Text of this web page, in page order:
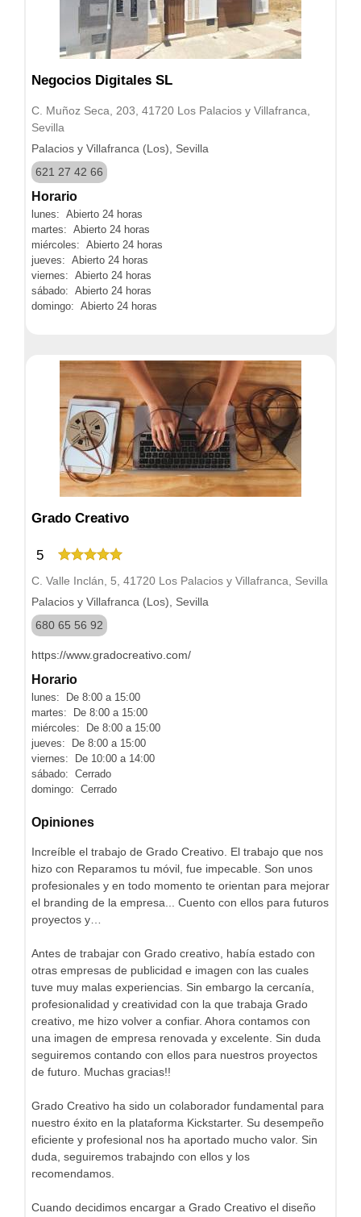
Negocios Digitales SL
C. Muñoz Seca, 203, 41720 Los Palacios y Villafranca,
Sevilla
Palacios y Villafranca (Los), Sevilla
621 27 42 66
Horario
lunes: Abierto 24 horas
martes: Abierto 24 horas
miércoles: Abierto 24 horas
jueves: Abierto 24 horas
viernes: Abierto 24 horas
sábado: Abierto 24 horas
domingo: Abierto 24 horas
Grado Creativo
5
C. Valle Inclán, 5, 41720 Los Palacios y Villafranca, Sevilla
Palacios y Villafranca (Los), Sevilla
680 65 56 92
https://www.gradocreativo.com/
Horario
lunes: De 8:00 a 15:00
martes: De 8:00 a 15:00
miércoles: De 8:00 a 15:00
jueves: De 8:00 a 15:00
viernes: De 10:00 a 14:00
sábado: Cerrado
domingo: Cerrado
Opiniones
Increíble el trabajo de Grado Creativo. El trabajo que nos
hizo con Reparamos tu móvil, fue impecable. Son unos
profesionales y en todo momento te orientan para mejorar
el branding de la empresa... Cuento con ellos para futuros
proyectos y…
Antes de trabajar con Grado creativo, había estado con
otras empresas de publicidad e imagen con las cuales
tuve muy malas experiencias. Sin embargo la cercanía,
profesionalidad y creatividad con la que trabaja Grado
creativo, me hizo volver a confiar. Ahora contamos con
una imagen de empresa renovada y excelente. Sin duda
seguiremos contando con ellos para nuestros proyectos
de futuro. Muchas gracias!!
Grado Creativo ha sido un colaborador fundamental para
nuestro éxito en la plataforma Kickstarter. Su desempeño
eficiente y profesional nos ha aportado mucho valor. Sin
duda, seguiremos trabajndo con ellos y los
recomendamos.
Cuando decidimos encargar a Grado Creativo el diseño